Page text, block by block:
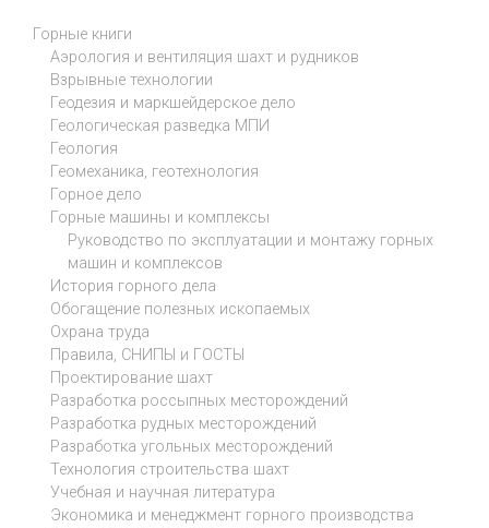
Горные книги
Аэрология и вентиляция шахт и рудников
Взрывные технологии
Геодезия и маркшейдерское дело
Геологическая разведка МПИ
Геология
Геомеханика, геотехнология
Горное дело
Горные машины и комплексы
Руководство по эксплуатации и монтажу горных
машин и комплексов
История горного дела
Обогащение полезных ископаемых
Охрана труда
Правила, СНИПЫ и ГОСТЫ
Проектирование шахт
Разработка россыпных месторождений
Разработка рудных месторождений
Разработка угольных месторождений
Технология строительства шахт
Учебная и научная литература
Экономика и менеджмент горного производства